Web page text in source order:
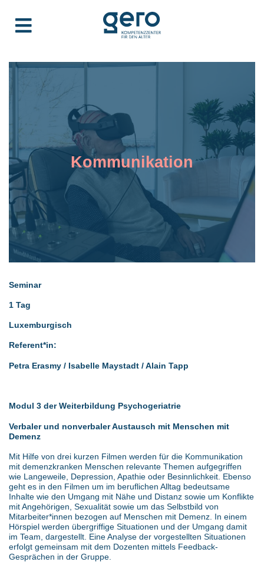
Kommunikation
Seminar
1 Tag
Luxemburgisch
Referent*in:
Petra Erasmy / Isabelle Maystadt / Alain Tapp
Modul 3 der Weiterbildung Psychogeriatrie
Verbaler und nonverbaler Austausch mit Menschen mit
Demenz
Mit Hilfe von drei kurzen Filmen werden für die Kommunikation
mit demenzkranken Menschen relevante Themen aufgegriffen
wie Langeweile, Depression, Apathie oder Besinnlichkeit. Ebenso
geht es in den Filmen um im beruflichen Alltag bedeutsame
Inhalte wie den Umgang mit Nähe und Distanz sowie um Konflikte
mit Angehörigen, Sexualität sowie um das Selbstbild von
Mitarbeiter*innen bezogen auf Menschen mit Demenz. In einem
Hörspiel werden übergriffige Situationen und der Umgang damit
im Team, dargestellt. Eine Analyse der vorgestellten Situationen
erfolgt gemeinsam mit dem Dozenten mittels Feedback-
Gesprächen in der Gruppe.